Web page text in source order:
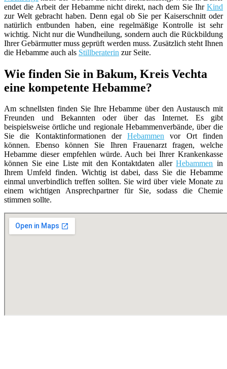
endet die Arbeit der Hebamme nicht direkt, nach dem Sie Ihr Kind
zur Welt gebracht haben. Denn egal ob Sie per Kaiserschnitt oder
natürlich entbunden haben, eine regelmäßige Kontrolle ist sehr
wichtig. Nicht nur die Wundheilung, sondern auch die Rückbildung
Ihrer Gebärmutter muss geprüft werden muss. Zusätzlich steht Ihnen
die Hebamme auch als Stillberaterin zur Seite.
Wie finden Sie in Bakum, Kreis Vechta
eine kompetente Hebamme?
Am schnellsten finden Sie Ihre Hebamme über den Austausch mit
Freunden und Bekannten oder über das Internet. Es gibt
beispielsweise örtliche und regionale Hebammenverbände, über die
Sie die Kontaktinformationen derHebammen vor Ort finden
können. Ebenso können Sie Ihren Frauenarzt fragen, welche
Hebamme dieser empfehlen würde. Auch bei Ihrer Krankenkasse
können Sie eine Liste mit den Kontaktdaten allerHebammen in
Ihrem Umfeld finden. Wichtig ist dabei, dass Sie die Hebamme
einmal unverbindlich treffen sollten. Sie wird über viele Monate zu
einem wichtigen Ansprechpartner für Sie, sodass die Chemie
stimmen sollte.